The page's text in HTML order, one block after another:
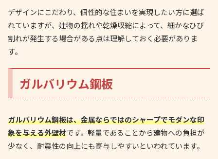
デザインにこだわり、個性的な住まいを実現したい方に選ば
れていますが、建物の揺れや乾燥収縮によって、細かなひび
割れが発生する場合がある点は理解しておく必要がありま
す。
ガルバリウム鋼板
ガルバリウム鋼板は、金属ならではのシャープでモダンな印
象を与える外壁材です。軽量であることから建物への負担が
少なく、耐震性の向上にも寄与しやすいといわれています。